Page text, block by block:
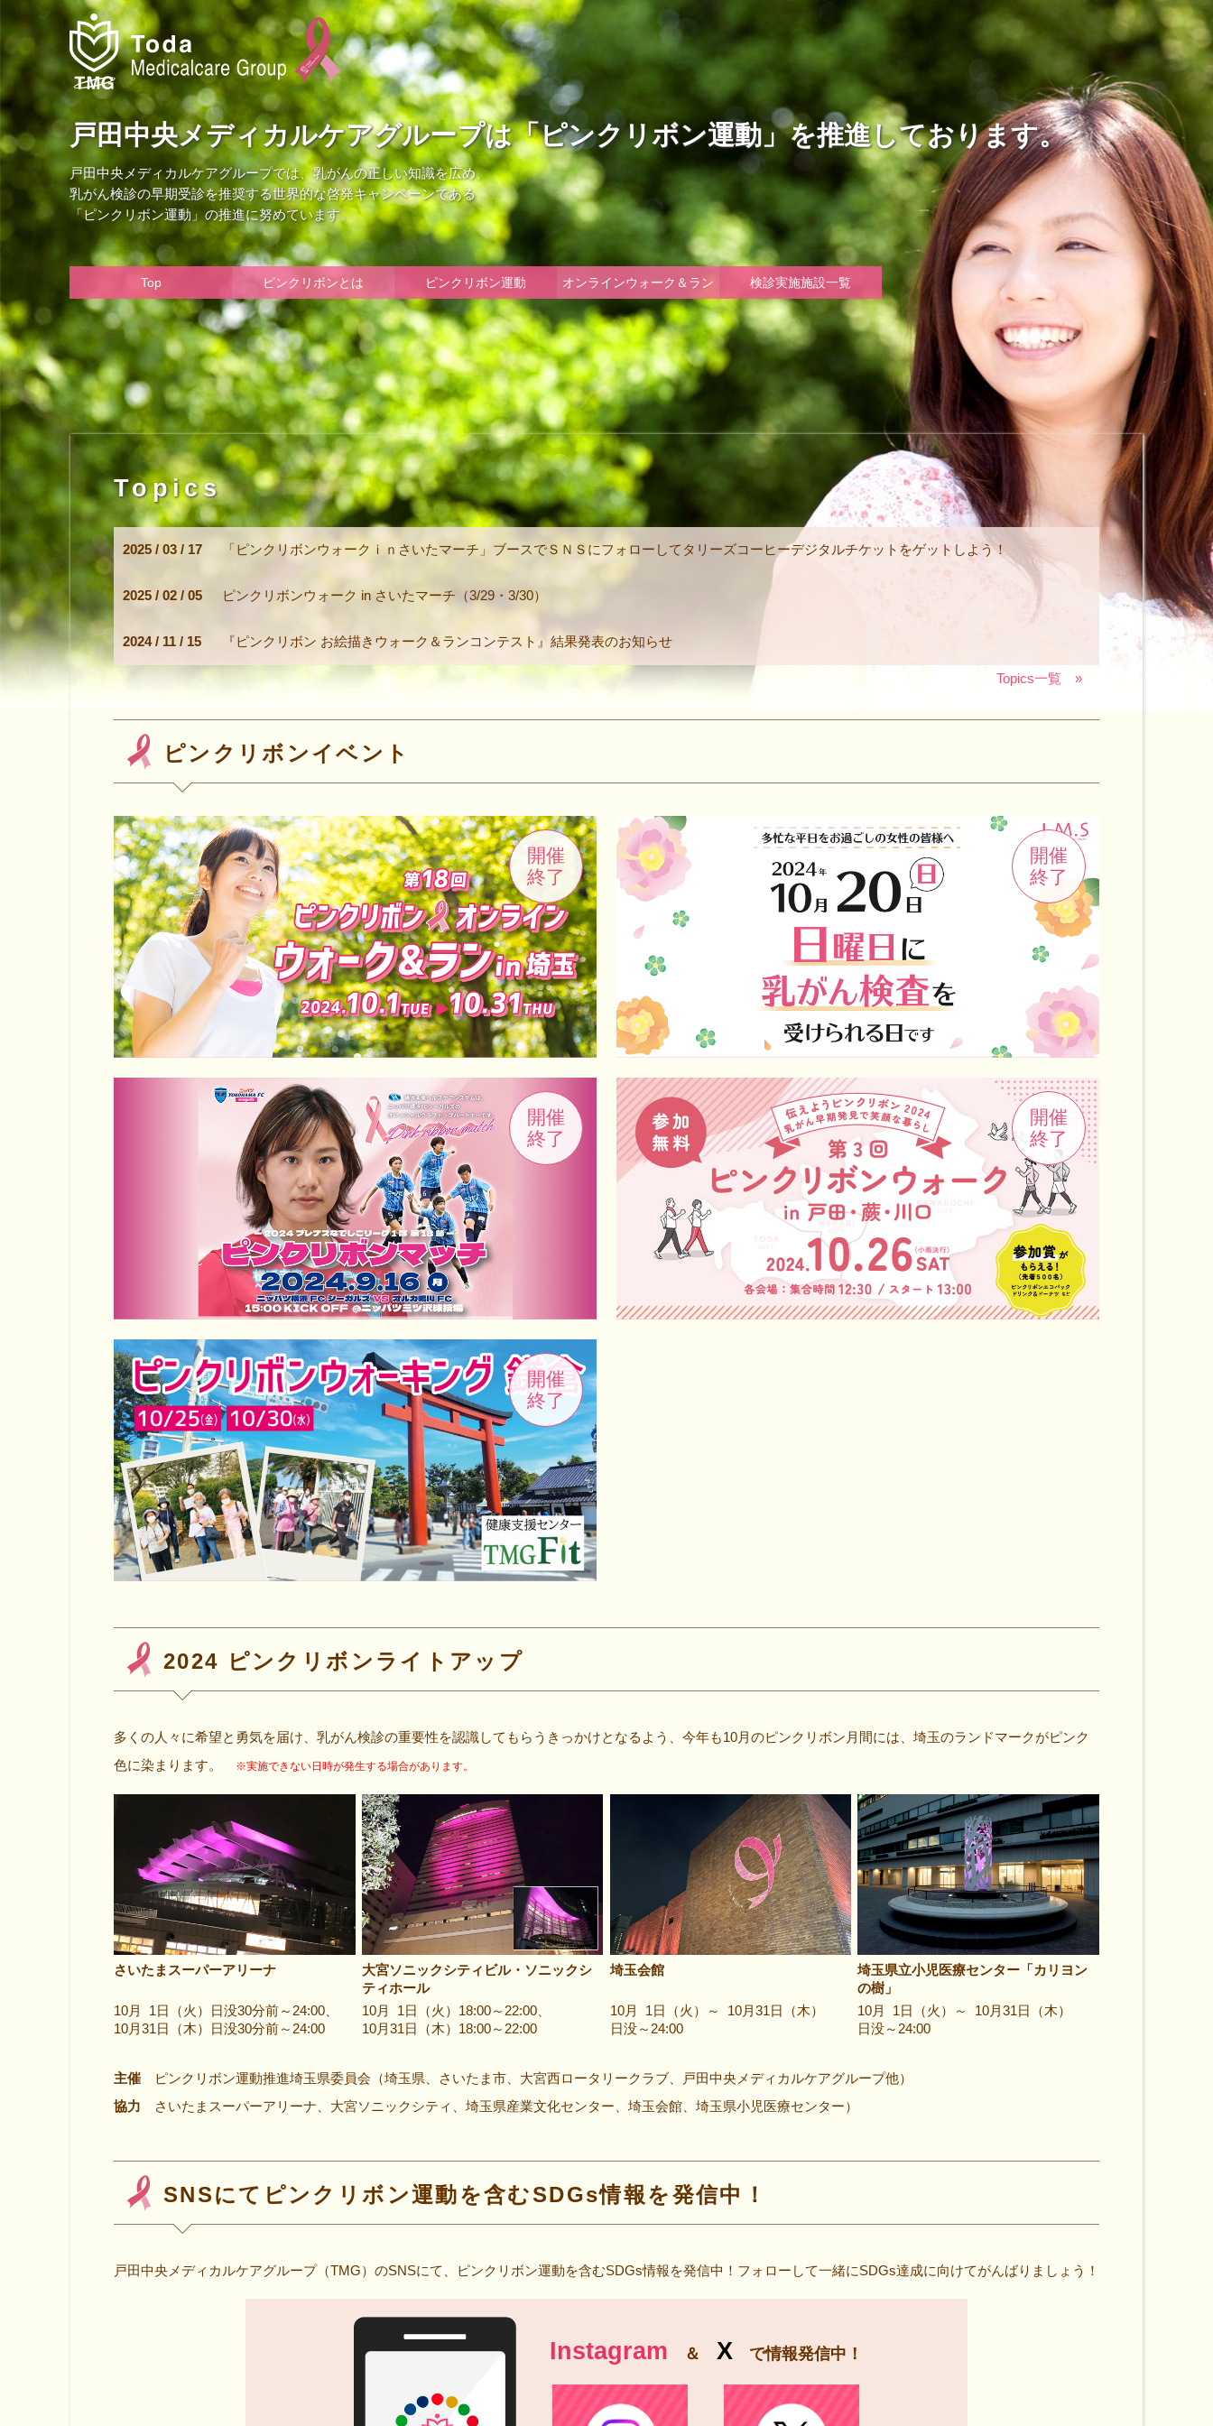
戸田中央メディカルケアグループは「ピンクリボン運動」を推進しております。
戸田中央メディカルケアグループでは、乳がんの正しい知識を広め、
乳がん検診の早期受診を推奨する世界的な啓発キャンペーンである
「ピンクリボン運動」の推進に努めています。
Top ピンクリボンとは ピンクリボン運動 オンラインウォーク＆ラン 検診実施施設一覧
Topics
2025 / 03 / 17 「ピンクリボンウォークｉｎさいたマーチ」ブースでＳＮＳにフォローしてタリーズコーヒーデジタルチケットをゲットしよう！
2025 / 02 / 05 ピンクリボンウォーク in さいたマーチ（3/29・3/30）
2024 / 11 / 15 『ピンクリボン お絵描きウォーク＆ランコンテスト』結果発表のお知らせ
Topics一覧 »
ピンクリボンイベント
開催
終了
開催
終了
開催
終了
開催
終了
開催
終了
2024 ピンクリボンライトアップ
多くの人々に希望と勇気を届け、乳がん検診の重要性を認識してもらうきっかけとなるよう、今年も10月のピンクリボン月間には、埼玉のランドマークがピンク
色に染まります。
※実施できない日時が発生する場合があります。
さいたまスーパーアリーナ
10月 1日（火）日没30分前～24:00、
10月31日（木）日没30分前～24:00
大宮ソニックシティビル・ソニックシ
ティホール
10月 1日（火）18:00～22:00、
10月31日（木）18:00～22:00
埼玉会館
10月 1日（火）～ 10月31日（木）
日没～24:00
埼玉県立小児医療センター「カリヨン
の樹」
10月 1日（火）～ 10月31日（木）
日没～24:00
主催 ピンクリボン運動推進埼玉県委員会（埼玉県、さいたま市、大宮西ロータリークラブ、戸田中央メディカルケアグループ他）
協力 さいたまスーパーアリーナ、大宮ソニックシティ、埼玉県産業文化センター、埼玉会館、埼玉県小児医療センター）
SNSにてピンクリボン運動を含むSDGs情報を発信中！
戸田中央メディカルケアグループ（TMG）のSNSにて、ピンクリボン運動を含むSDGs情報を発信中！フォローして一緒にSDGs達成に向けてがんばりましょう！
Instagram ＆ Xで情報発信中！